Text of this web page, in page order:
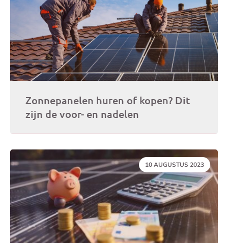
Zonnepanelen huren of kopen? Dit
zijn de voor- en nadelen
DATUM:
10 AUGUSTUS 2023